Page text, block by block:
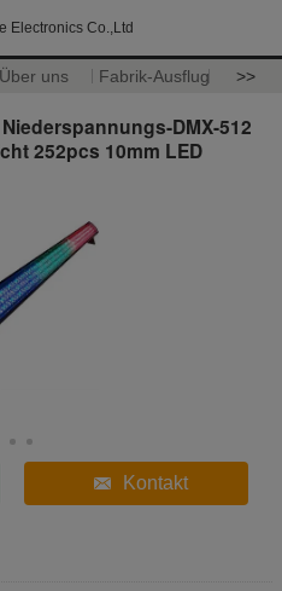
Electronics Co.,Ltd
Über uns Fabrik-Ausflug >>
DMX-512
252pcs 10mm LED
Kontakt